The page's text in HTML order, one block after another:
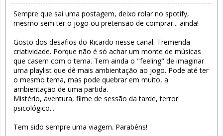
Sempre que sai uma postagem, deixo rolar no spotify,
mesmo sem ter o jogo ou pretensão de comprar... ainda!
Gosto dos desafios do Ricardo nesse canal. Tremenda
criatividade. Porque não é só achar um monte de músicas
que casem com o tema. Tem ainda o "feeling" de imaginar
uma playlist que dê mais ambientação ao jogo. Pode até ter
o mesmo tema, mas pode quebrar em muito, a
ambientação de uma partida.
Mistério, aventura, filme de sessão da tarde, terror
psicológico...
Tem sido sempre uma viagem. Parabéns!